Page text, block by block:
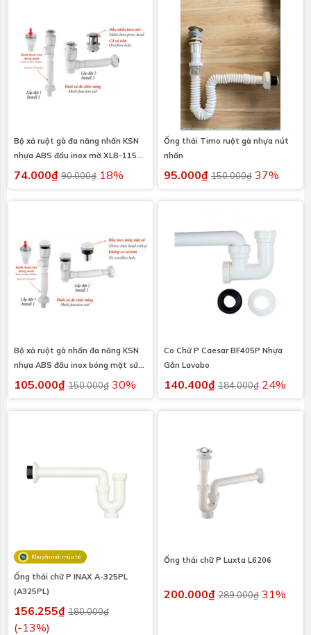
Bộ xả ruột gà đa năng nhấn KSN
nhựa ABS đầu inox mờ XLB-115
có xả tràn
74.000₫ 90.000₫ 18%
Ống thải Timo ruột gà nhựa nút
nhấn
95.000₫ 150.000₫ 37%
Bộ xả ruột gà nhấn đa năng KSN
nhựa ABS đầu inox bóng mặt sứ
XLB-122 không có xả tràn
105.000₫ 150.000₫ 30%
Co Chữ P Caesar BF405P Nhựa
Gắn Lavabo
140.400₫ 184.000₫ 24%
Khuyến mãi mùa hè
Ống thải chữ P INAX A-325PL
(A325PL)
156.255₫ 180.000₫
(-13%)
Ống thải chữ P Luxta L6206
200.000₫ 289.000₫ 31%